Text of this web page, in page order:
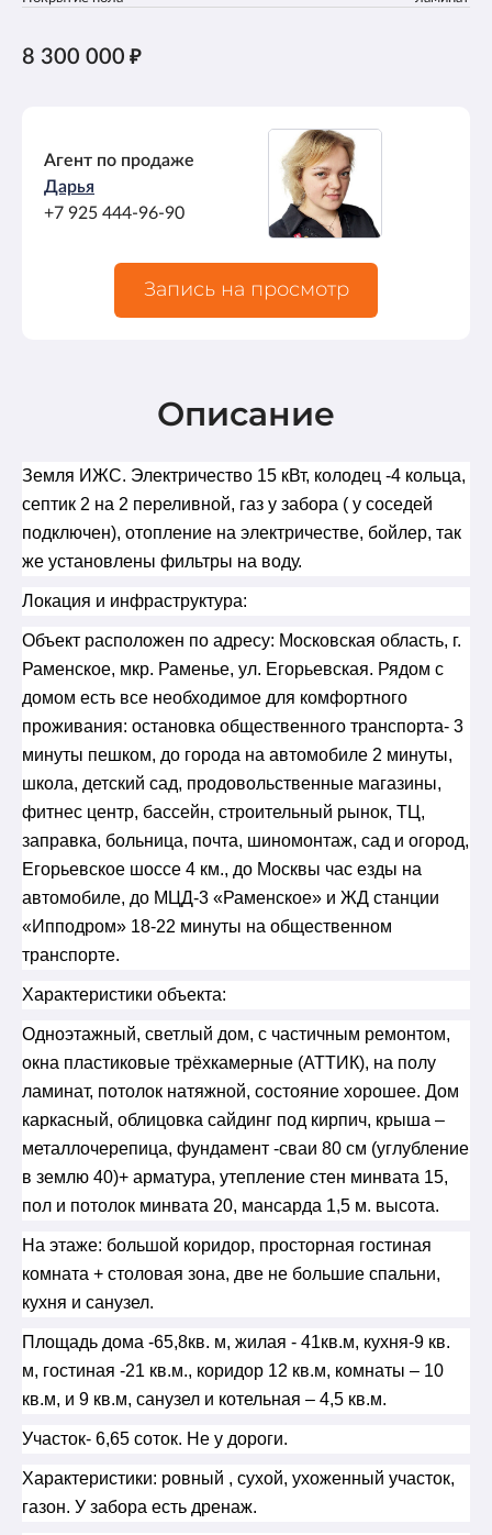
8 300 000
Агент по продаже
Дарья
+7 925 444-96-90
Запись на просмотр
Описание
Земля ИЖС. Электричество 15 кВт, колодец -4 кольца,
септик 2 на 2 переливной, газ у забора ( у соседей
подключен), отопление на электричестве, бойлер, так
же установлены фильтры на воду.
Локация и инфраструктура:
Объект расположен по адресу: Московская область, г.
Раменское, мкр. Раменье, ул. Егорьевская. Рядом с
домом есть все необходимое для комфортного
проживания: остановка общественного транспорта- 3
минуты пешком, до города на автомобиле 2 минуты,
школа, детский сад, продовольственные магазины,
фитнес центр, бассейн, строительный рынок, ТЦ,
заправка, больница, почта, шиномонтаж, сад и огород,
Егорьевское шоссе 4 км., до Москвы час езды на
автомобиле, до МЦД-3 «Раменское» и ЖД станции
«Ипподром» 18-22 минуты на общественном
транспорте.
Характеристики объекта:
Одноэтажный, светлый дом, с частичным ремонтом,
окна пластиковые трёхкамерные (АТТИК), на полу
ламинат, потолок натяжной, состояние хорошее. Дом
каркасный, облицовка сайдинг под кирпич, крыша –
металлочерепица, фундамент -сваи 80 см (углубление
в землю 40)+ арматура, утепление стен минвата 15,
пол и потолок минвата 20, мансарда 1,5 м. высота.
На этаже: большой коридор, просторная гостиная
комната + столовая зона, две не большие спальни,
кухня и санузел.
Площадь дома -65,8кв. м, жилая - 41кв.м, кухня-9 кв.
м, гостиная -21 кв.м., коридор 12 кв.м, комнаты – 10
кв.м, и 9 кв.м, санузел и котельная – 4,5 кв.м.
Участок- 6,65 соток. Не у дороги.
Характеристики: ровный , сухой, ухоженный участок,
газон. У забора есть дренаж.